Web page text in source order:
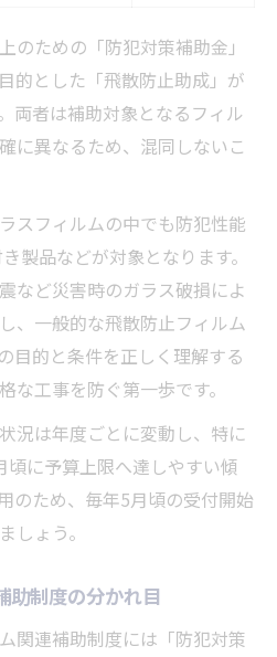
のための「防犯対策補助金」
的とした「飛散防止助成」が
両者は補助対象となるフィル
に異なるため、混同しないこ
スフィルムの中でも防犯性能
製品などが対象となります。
など災害時のガラス破損によ
、一般的な飛散防止フィルム
目的と条件を正しく理解する
な工事を防ぐ第一歩です。
況は年度ごとに変動し、特に
に予算上限へ達しやすい傾
のため、毎年5月頃の受付開始
しょう。
助制度の分かれ目
関連補助制度には「防犯対策